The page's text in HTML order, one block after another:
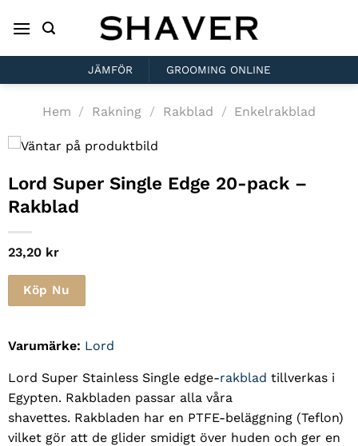
JÄMFÖR GROOMING ONLINE
Hem / Rakning / Rakblad / Enkelrakblad
Lord Super Single Edge 20-pack –
Rakblad
23,20 kr
Köp Nu
Varumärke: Lord
Lord Super Stainless Single edge-rakblad tillverkas i
Egypten. Rakbladen passar alla våra
shavettes. Rakbladen har en PTFE-beläggning (Teflon)
vilket gör att de glider smidigt över huden och ger en